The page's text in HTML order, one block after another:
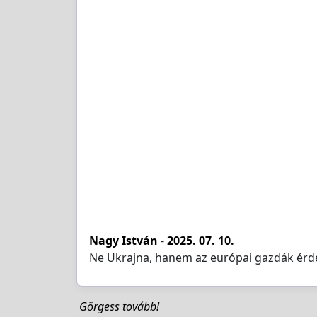
Nagy István -2025. 07. 10.
Ne Ukrajna, hanem az európai gazdák
Görgess tovább!